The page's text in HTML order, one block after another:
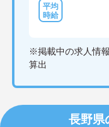
※掲載中の求人情
算出
長野県